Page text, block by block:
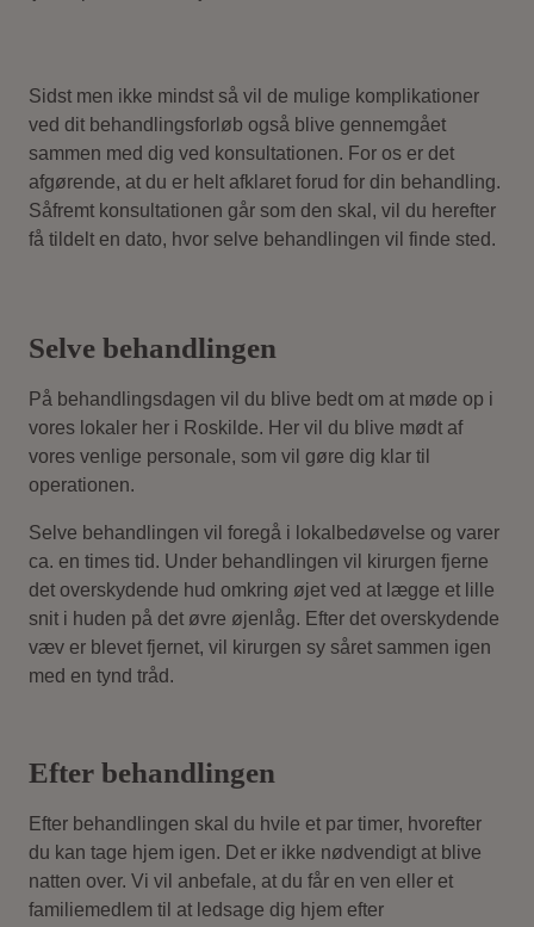
Sidst men ikke mindst så vil de mulige komplikationer
ved dit behandlingsforløb også blive gennemgået
sammen med dig ved konsultationen. For os er det
afgørende, at du er helt afklaret forud for din behandling.
Såfremt konsultationen går som den skal, vil du herefter
få tildelt en dato, hvor selve behandlingen vil finde sted.
Selve behandlingen
På behandlingsdagen vil du blive bedt om at møde op i
vores lokaler her i Roskilde. Her vil du blive mødt af
vores venlige personale, som vil gøre dig klar til
operationen.
Selve behandlingen vil foregå i lokalbedøvelse og varer
ca. en times tid. Under behandlingen vil kirurgen fjerne
det overskydende hud omkring øjet ved at lægge et lille
snit i huden på det øvre øjenlåg. Efter det overskydende
væv er blevet fjernet, vil kirurgen sy såret sammen igen
med en tynd tråd.
Efter behandlingen
Efter behandlingen skal du hvile et par timer, hvorefter
du kan tage hjem igen. Det er ikke nødvendigt at blive
natten over. Vi vil anbefale, at du får en ven eller et
familiemedlem til at ledsage dig hjem efter